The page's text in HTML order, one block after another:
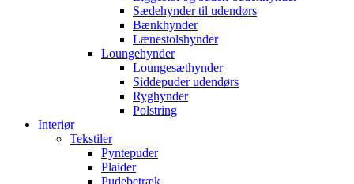
Sædehynder til udendørs
Bænkhynder
Lænestolshynder
Loungehynder
Loungesæthynder
Siddepuder udendørs
Ryghynder
Polstring
Interiør
Tekstiler
Pyntepuder
Plaider